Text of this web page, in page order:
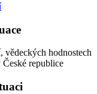
hodnostech
republice